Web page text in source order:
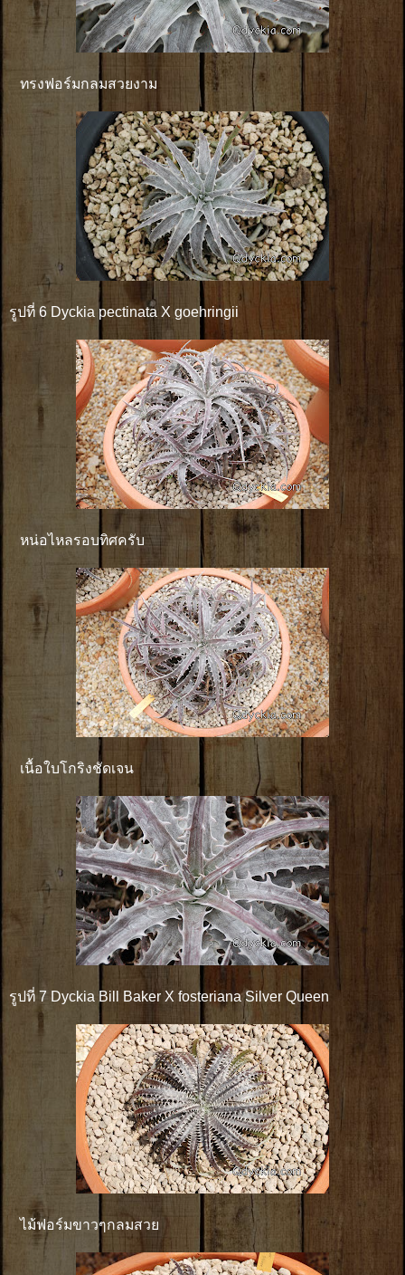
ทรงฟอร์มกลมสวยงาม
รูปที่ 6 Dyckia pectinata X goehringii
หน่อไหลรอบทิศครับ
เนื้อใบโกริงชัดเจน
รูปที่ 7 Dyckia Bill Baker X fosteriana Silver Queen
ไม้ฟอร์มขาวๆกลมสวย